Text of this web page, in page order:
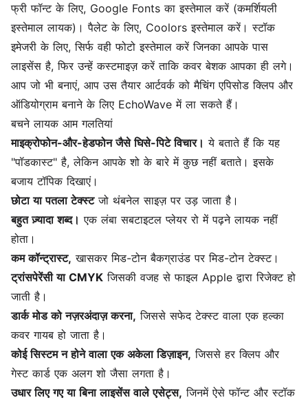
फ्री फॉन्ट के लिए, Google Fonts का इस्तेमाल करें (कमर्शियली
इस्तेमाल लायक)। पैलेट के लिए, Coolors इस्तेमाल करें। स्टॉक
इमेजरी के लिए, सिर्फ वही फोटो इस्तेमाल करें जिनका आपके पास
लाइसेंस है, फिर उन्हें कस्टमाइज़ करें ताकि कवर बेशक आपका ही लगे।
आप जो भी बनाएं, आप उस तैयार आर्टवर्क को मैचिंग एपिसोड क्लिप और
ऑडियोग्राम बनाने के लिए EchoWave में ला सकते हैं।
बचने लायक आम गलतियां
माइक्रोफोन-और-हेडफोन जैसे घिसे-पिटे विचार। ये बताते हैं कि यह
"पॉडकास्ट" है, लेकिन आपके शो के बारे में कुछ नहीं बताते। इसके
बजाय टॉपिक दिखाएं।
छोटा या पतला टेक्स्टजो थंबनेल साइज़ पर उड़ जाता है।
बहुत ज़्यादा शब्द। एक लंबा सबटाइटल प्लेयर रो में पढ़ने लायक नहीं
होता।
कम कॉन्ट्रास्ट, खासकर मिड-टोन बैकग्राउंड पर मिड-टोन टेक्स्ट।
ट्रांसपेरेंसी या CMYK जिसकी वजह से फाइल Apple द्वारा रिजेक्ट हो
जाती है।
डार्क मोड को नज़रअंदाज़ करना, जिससे सफेद टेक्स्ट वाला एक हल्का
कवर गायब हो जाता है।
कोई सिस्टम न होने वाला एक अकेला डिज़ाइन, जिससे हर क्लिप और
गेस्ट कार्ड एक अलग शो जैसा लगता है।
उधार लिए गए या बिना लाइसेंस वाले एसेट्स, जिनमें ऐसे फॉन्ट और स्टॉक